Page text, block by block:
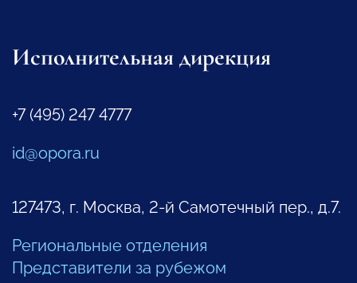
Исполнительная дирекция
+7 (495) 247 4777
id@opora.ru
127473, г. Москва, 2-й Самотечный пер., д.7.
Региональные отделения
Представители за рубежом